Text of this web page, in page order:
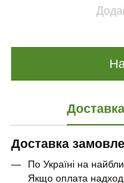
Доставка
Доставка
По Україні на
Якщо оплата